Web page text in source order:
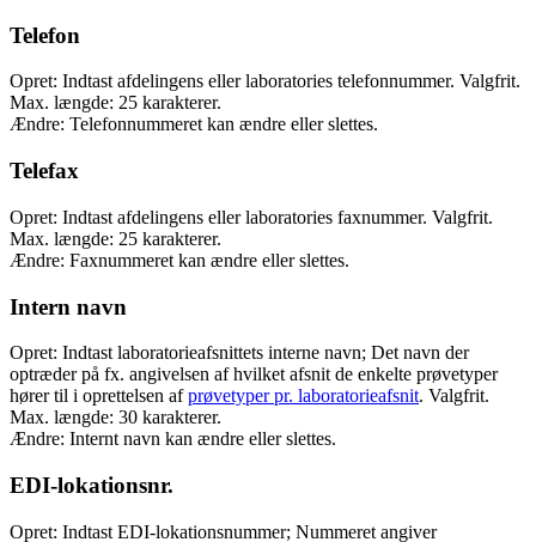
Telefon
Opret: Indtast afdelingens eller laboratories telefonnummer. Valgfrit.
Max. længde: 25 karakterer.
Ændre: Telefonnummeret kan ændre eller slettes.
Telefax
Opret: Indtast afdelingens eller laboratories faxnummer. Valgfrit.
Max. længde: 25 karakterer.
Ændre: Faxnummeret kan ændre eller slettes.
Intern navn
Opret: Indtast laboratorieafsnittets interne navn; Det navn der
optræder på fx. angivelsen af hvilket afsnit de enkelte prøvetyper
hører til i oprettelsen afprøvetyper pr. laboratorieafsnit. Valgfrit.
Max. længde: 30 karakterer.
Ændre: Internt navn kan ændre eller slettes.
EDI-lokationsnr.
Opret: Indtast EDI-lokationsnummer; Nummeret angiver